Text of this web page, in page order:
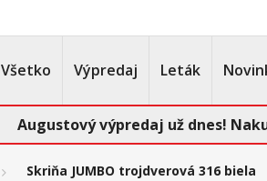
Všetko Výpredaj Leták
Augustový výpredaj už dnes!
Skriňa JUMBO trojdverová 316 biela